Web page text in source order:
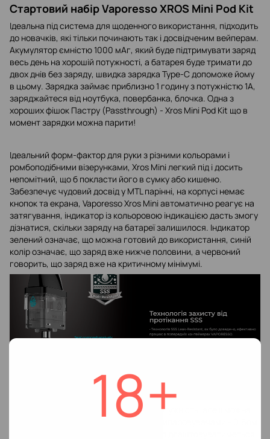
18+
Стартовий набір Vaporesso XROS Mini Pod Kit
Ідеальна під система для щоденного використання, підходить
до новачків, які тільки починають так і досвідченим вейперам.
Акумулятор ємністю 1000 мАг, який буде підтримувати заряд
весь день на хорошій потужності, а батарея буде тримати до
двох днів без заряду, швидка зарядка Type-C допоможе йому
в цьому. Зарядка займає приблизно 1 годину з потужністю 1А,
заряджайтеся від ноутбука, повербанка, блочка. Одна з
хороших фішок Пастру (Passthrough) - Xros Mini Pod Kit що в
момент зарядки можна парити!
Ідеальний форм-фактор для руки з різними кольорами і
ромбоподібними візерунками, Xros Mini легкий під і досить
непомітний, що б покласти його в сумку або кишеню.
Забезпечує чудовий досвід у MTL парінні, на корпусі немає
кнопок та екрана, Vaporesso Xros Mini автоматично реагує на
затягування, індикатор із кольоровою індикацією дасть змогу
дізнатися, скільки заряду на батареї залишилося. Індикатор
зелений означає, що можна готовий до використання, синій
колір означає, що заряд вже нижче половини, а червоний
говорить, що заряд вже на критичному мінімумі.
У девайсі не можна встановлювати потужність, але її можна
підібрати за допомогою картриджа з випаровувачами - 0.6ом,